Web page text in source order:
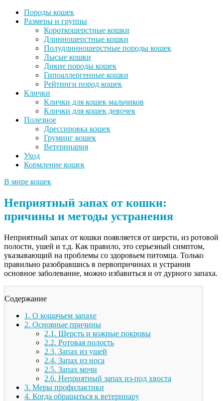
Породы кошек
Размеры и группы
Короткошерстные кошки
Длинношерстные кошки
Полудлинношерстные породы кошек
Лысые кошки
Дикие породы кошек
Гипоаллергенные кошки
Рейтинги пород кошек
Клички
Клички для кошек мальчиков
Клички для кошек девочек
Полезное
Дрессировка кошек
Груминг кошек
Ветеринария
Уход
Кормление кошек
В мире кошек
Неприятный запах от кошки:
причины и методы устранения
Неприятный запах от кошки появляется от шерсти, из ротовой
полости, ушей и т.д. Как правило, это серьезный симптом,
указывающий на проблемы со здоровьем питомца. Только
правильно разобравшись в первопричинах и устранив
основное заболевание, можно избавиться и от дурного запаха.
Содержание
1. О кошачьем запахе
2. Основные причины
2.1. Шерсть и кожные покровы
2.2. Ротовая полость
2.3. Запах из ушей
2.4. Запах из носа
2.5. Запах мочи
2.6. Неприятный запах из-под хвоста
3. Меры профилактики
4. Когда обращаться к ветеринару